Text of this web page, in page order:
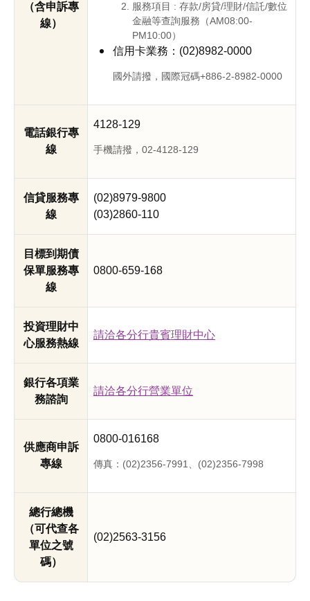
（含申訴專
線）
服務項目 : 存款/房貸/理財/信託/數位
金融等查詢服務（AM08:00-
PM10:00）
信用卡業務：(02)8982-0000
國外請撥，國際冠碼+886-2-8982-0000
電話銀行專
線
4128-129
手機請撥，02-4128-129
信貸服務專
線
(02)8979-9800
(03)2860-110
目標到期債
保單服務專
線
0800-659-168
投資理財中
心服務熱線
請洽各分行貴賓理財中心
銀行各項業
務諮詢
請洽各分行營業單位
供應商申訴
專線
0800-016168
傳真：(02)2356-7991、(02)2356-7998
總行總機
（可代查各
單位之號
碼）
(02)2563-3156